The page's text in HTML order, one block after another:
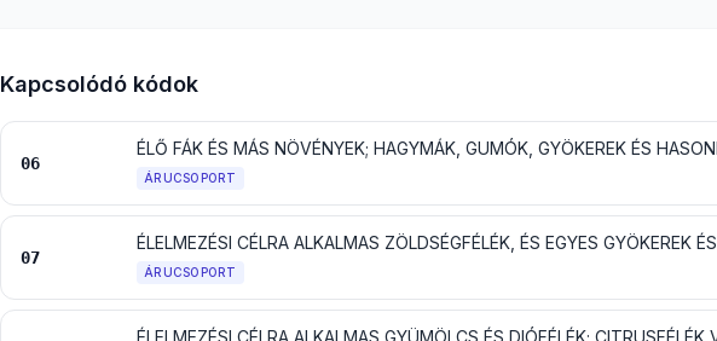
Kapcsolódó kódok
06
ÁRUCSOPORT
07
ÉLELMEZÉSI CÉLRA ALKALMAS ZÖLDSÉGFÉLÉK, ÉS EGYES GYÖKEREK
ÁRUCSOPORT